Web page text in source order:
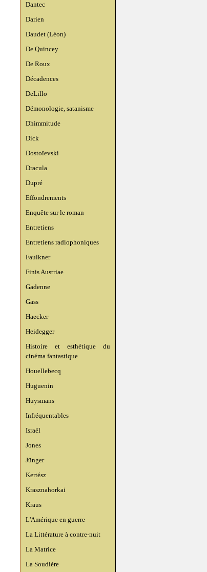
Dantec
Darien
Daudet (Léon)
De Quincey
De Roux
Décadences
DeLillo
Démonologie, satanisme
Dhimmitude
Dick
Dostoïevski
Dracula
Dupré
Effondrements
Enquête sur le roman
Entretiens
Entretiens radiophoniques
Faulkner
Finis Austriae
Gadenne
Gass
Haecker
Heidegger
Histoire et esthétique du
cinéma fantastique
Houellebecq
Huguenin
Huysmans
Infréquentables
Israël
Jones
Jünger
Kertész
Krasznahorkai
Kraus
L'Amérique en guerre
La Littérature à contre-nuit
La Matrice
La Soudière